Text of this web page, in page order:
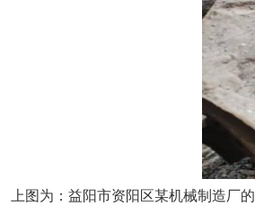
图为：益阳市资阳区某机械制造厂的